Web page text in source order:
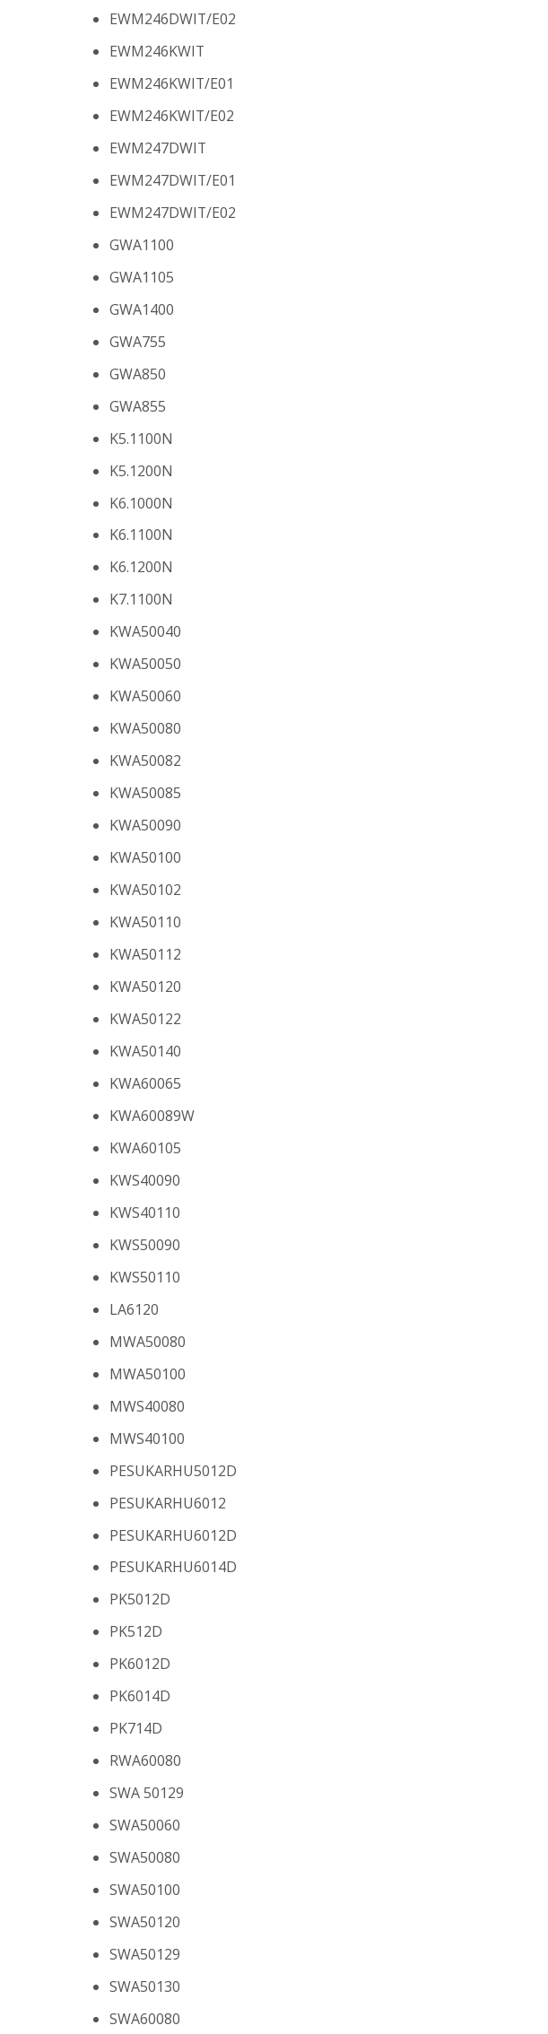
EWM246DWIT/E02
EWM246KWIT
EWM246KWIT/E01
EWM246KWIT/E02
EWM247DWIT
EWM247DWIT/E01
EWM247DWIT/E02
GWA1100
GWA1105
GWA1400
GWA755
GWA850
GWA855
K5.1100N
K5.1200N
K6.1000N
K6.1100N
K6.1200N
K7.1100N
KWA50040
KWA50050
KWA50060
KWA50080
KWA50082
KWA50085
KWA50090
KWA50100
KWA50102
KWA50110
KWA50112
KWA50120
KWA50122
KWA50140
KWA60065
KWA60089W
KWA60105
KWS40090
KWS40110
KWS50090
KWS50110
LA6120
MWA50080
MWA50100
MWS40080
MWS40100
PESUKARHU5012D
PESUKARHU6012
PESUKARHU6012D
PESUKARHU6014D
PK5012D
PK512D
PK6012D
PK6014D
PK714D
RWA60080
SWA 50129
SWA50060
SWA50080
SWA50100
SWA50120
SWA50129
SWA50130
SWA60080